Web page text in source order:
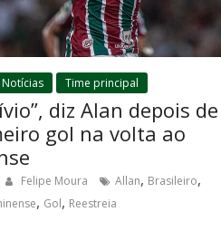
Notícias Time principal
diz Alan depois de
gol na volta ao
Felipe Moura Allan, Brasileiro,
, Gol, Reestreia